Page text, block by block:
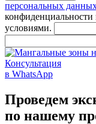
персональных
конфиденциальности
условиями.
Консультация
в WhatsApp
Проведем
по нашему